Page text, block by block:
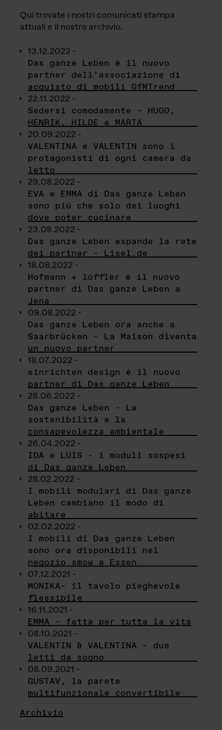
Qui trovate i nostri comunicati stampa
attuali e il nostro archivio.
13.12.2022 -
Das ganze Leben è il nuovo
partner dell’associazione di
acquisto di mobili GfMTrend
22.11.2022 -
Sedersi comodamente – HUGO,
HENRIK, HILDE e MARTA
20.09.2022 -
VALENTINA e VALENTIN sono i
protagonisti di ogni camera da
letto
29.08.2022 -
EVA e EMMA di Das ganze Leben
sono più che solo dei luoghi
dove poter cucinare
23.08.2022 -
Das ganze Leben espande la rete
dei partner - Lisel.de
18.08.2022 -
Hofmann + löffler è il nuovo
partner di Das ganze Leben a
Jena
09.08.2022 -
Das ganze Leben ora anche a
Saarbrücken - La Maison diventa
un nuovo partner
18.07.2022 -
einrichten design è il nuovo
partner di Das ganze Leben
28.06.2022 -
Das ganze Leben - La
sostenibilità e la
consapevolezza ambientale
26.04.2022 -
IDA e LUIS - i moduli sospesi
di Das ganze Leben
28.02.2022 -
I mobili modulari di Das ganze
Leben cambiano il modo di
abitare
02.02.2022 -
I mobili di Das ganze Leben
sono ora disponibili nel
negozio smow a Essen
07.12.2021 -
MONIKA– il tavolo pieghevole
flessibile
16.11.2021 -
EMMA – fatta per tutta la vita
08.10.2021 -
VALENTIN & VALENTINA – due
letti da sogno
08.09.2021 -
GUSTAV, la parete
multifunzionale convertibile
Archivio